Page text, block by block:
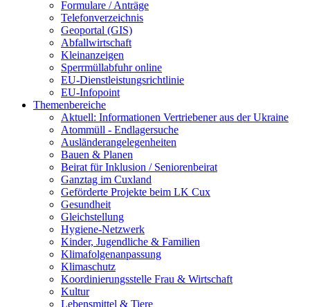
Formulare / Anträge
Telefonverzeichnis
Geoportal (GIS)
Abfallwirtschaft
Kleinanzeigen
Sperrmüllabfuhr online
EU-Dienstleistungsrichtlinie
EU-Infopoint
Themenbereiche
Aktuell: Informationen Vertriebener aus der Ukraine
Atommüll - Endlagersuche
Ausländerangelegenheiten
Bauen & Planen
Beirat für Inklusion / Seniorenbeirat
Ganztag im Cuxland
Geförderte Projekte beim LK Cux
Gesundheit
Gleichstellung
Hygiene-Netzwerk
Kinder, Jugendliche & Familien
Klimafolgenanpassung
Klimaschutz
Koordinierungsstelle Frau & Wirtschaft
Kultur
Lebensmittel & Tiere